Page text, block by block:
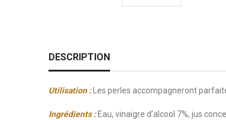
DESCRIPTION
Utilisation : Les perles accompagneront
Ingrédients : Eau, vinaigre d’alcool 7%, jus